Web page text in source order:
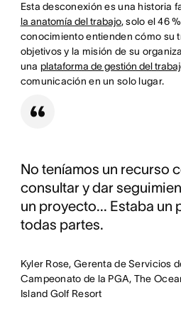
Esta desconexión es una historia
la anatomía del trabajo, solo el 46
conocimiento entienden cómo su
objetivos y la misión de su
una plataforma de gestión del
comunicación en un solo lugar.
No teníamos un recurso
consultar y dar
un proyecto... Estaba un
todas partes.
Kyler Rose, Gerenta de Servicios
Campeonato de la PGA, The
Island Golf Resort